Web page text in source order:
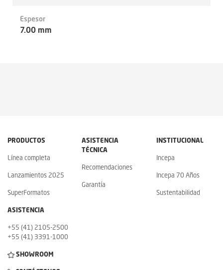
Espesor
7.00 mm
PRODUCTOS
Línea completa
Lanzamientos 2025
SuperFormatos
ASISTENCIA
TÉCNICA
Recomendaciones
Garantía
INSTITUCIONAL
Incepa
Incepa 70 Años
Sustentabilidad
ASISTENCIA
+55 (41) 2105-2500
+55 (41) 3391-1000
SHOWROOM